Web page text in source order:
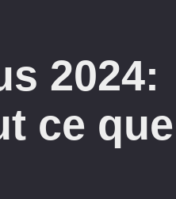
2024:
ce que